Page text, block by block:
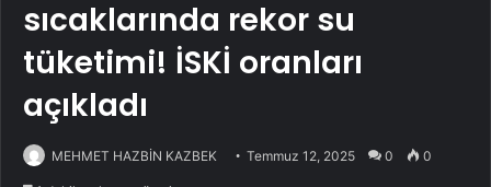
sıcaklarında rekor su
tüketimi! İSKİ oranları
açıkladı
MEHMET HAZBİN KAZBEK Temmuz 12, 2025 0 0